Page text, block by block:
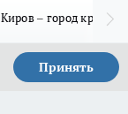
Киров – город
Принять